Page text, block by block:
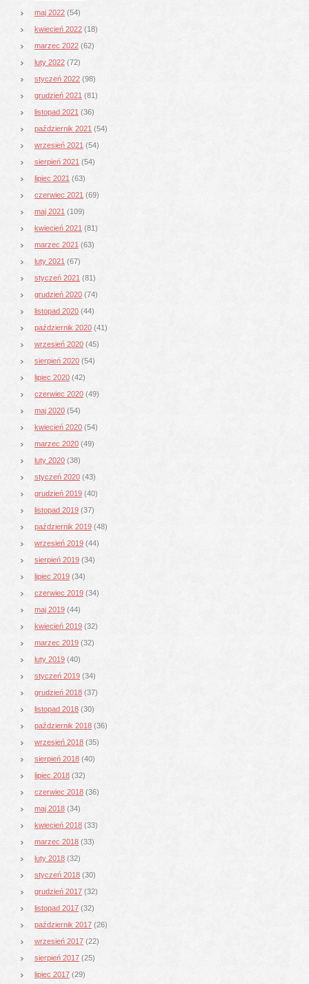
maj 2022 (54)
kwiecień 2022 (18)
marzec 2022 (62)
luty 2022 (72)
styczeń 2022 (98)
grudzień 2021 (81)
listopad 2021 (36)
październik 2021 (54)
wrzesień 2021 (54)
sierpień 2021 (54)
lipiec 2021 (63)
czerwiec 2021 (69)
maj 2021 (109)
kwiecień 2021 (81)
marzec 2021 (63)
luty 2021 (67)
styczeń 2021 (81)
grudzień 2020 (74)
listopad 2020 (44)
październik 2020 (41)
wrzesień 2020 (45)
sierpień 2020 (54)
lipiec 2020 (42)
czerwiec 2020 (49)
maj 2020 (54)
kwiecień 2020 (54)
marzec 2020 (49)
luty 2020 (38)
styczeń 2020 (43)
grudzień 2019 (40)
listopad 2019 (37)
październik 2019 (48)
wrzesień 2019 (44)
sierpień 2019 (34)
lipiec 2019 (34)
czerwiec 2019 (34)
maj 2019 (44)
kwiecień 2019 (32)
marzec 2019 (32)
luty 2019 (40)
styczeń 2019 (34)
grudzień 2018 (37)
listopad 2018 (30)
październik 2018 (36)
wrzesień 2018 (35)
sierpień 2018 (40)
lipiec 2018 (32)
czerwiec 2018 (36)
maj 2018 (34)
kwiecień 2018 (33)
marzec 2018 (33)
luty 2018 (32)
styczeń 2018 (30)
grudzień 2017 (32)
listopad 2017 (32)
październik 2017 (26)
wrzesień 2017 (22)
sierpień 2017 (25)
lipiec 2017 (29)